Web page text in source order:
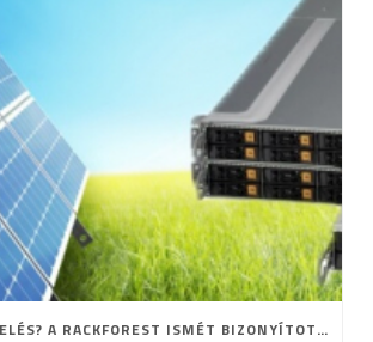
EXTRÉM TERHELÉS? A RACKFOREST ISMÉT BIZONYÍTOTT!